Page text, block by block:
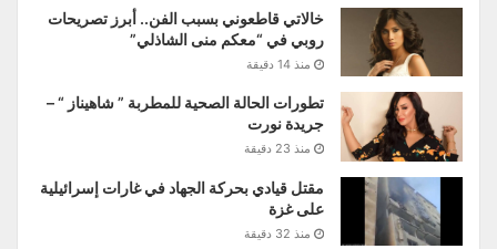
خالاتي قاطعوني بسبب الفن.. أبرز تصريحات
روبي في “معكم منى الشاذلي”
منذ 14 دقيقة
تطورات الحالة الصحية للمطربة ” شاهيناز “ –
جريدة نورت
منذ 23 دقيقة
مقتل قيادي بحركة الجهاد في غارات إسرائيلية
على غزة
منذ 32 دقيقة